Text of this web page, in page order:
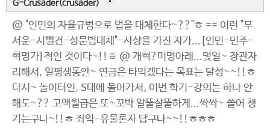
G-Crusader(crusader)
@ "인민의 자율규범으로 법을 대체한다~??"ㅎ == 이런 "무
서운-시뻘건-성문법대체"-사상을 가진 자가...[인민-민주-
혁명가]적인 것이다~!!ㅎ @ 개혁?미명아래...몇일~ 장관자
리해서, 일평생동안~ 연금은 타먹겠다는 목표는 달성~~!!ㅎ
다시~ 놀이터인, S대에 돌아가서, 이번 학기-강의는 하나 안
해도~?? 고액월급은 또~꼬박 알뚤살뚤하게...싹싹~ 쓸어 챙
기는구나~!!ㅎ 좌익-유물론자 답구나~~!!ㅎㅎㅎ